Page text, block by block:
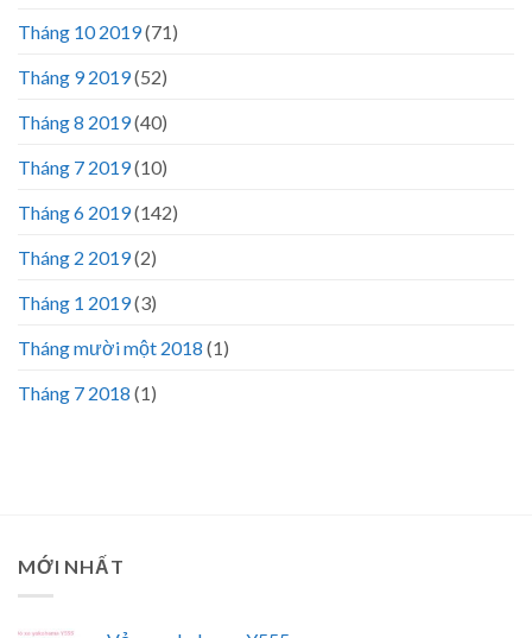
Tháng 10 2019(71)
Tháng 9 2019(52)
Tháng 8 2019(40)
Tháng 7 2019(10)
Tháng 6 2019(142)
Tháng 2 2019(2)
Tháng 1 2019(3)
Tháng mười một 2018 (1)
Tháng 7 2018 (1)
MỚI NHẤT